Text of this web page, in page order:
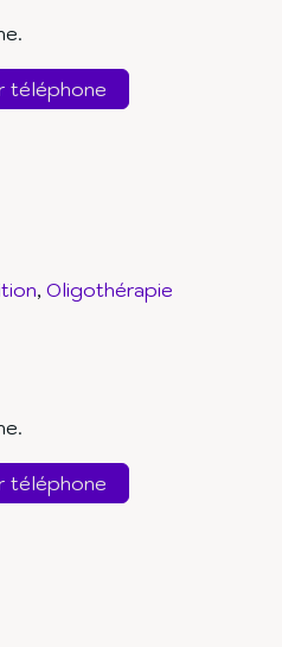
téléphone
Oligothérapie
téléphone